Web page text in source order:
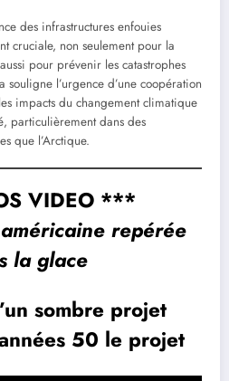
des infrastructures enfouies
cruciale, non seulement pour la
pour prévenir les catastrophes
l’urgence d’une coopération
impacts du changement climatique
particulièrement dans des
que l’Arctique.
VIDEO ***
repérée
la glace
sombre projet
50 le projet